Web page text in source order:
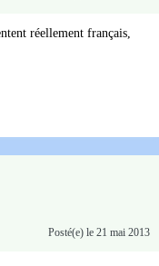
réellement français,
Posté(e) le 21 mai 2013